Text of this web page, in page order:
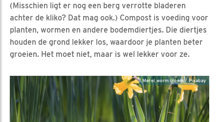
(Misschien ligt er nog een berg verrotte bladeren
achter de kliko? Dat mag ook.) Compost is voeding voor
planten, wormen en andere bodemdiertjes. Die diertjes
houden de grond lekker los, waardoor je planten beter
groeien. Het moet niet, maar is wel lekker voor ze.
Merel worm bloem / Pixabay